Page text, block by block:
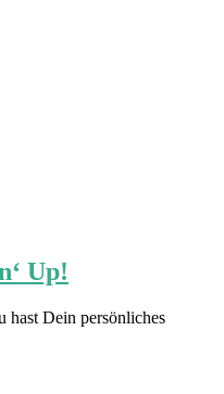
Up!
hast Dein persönliches